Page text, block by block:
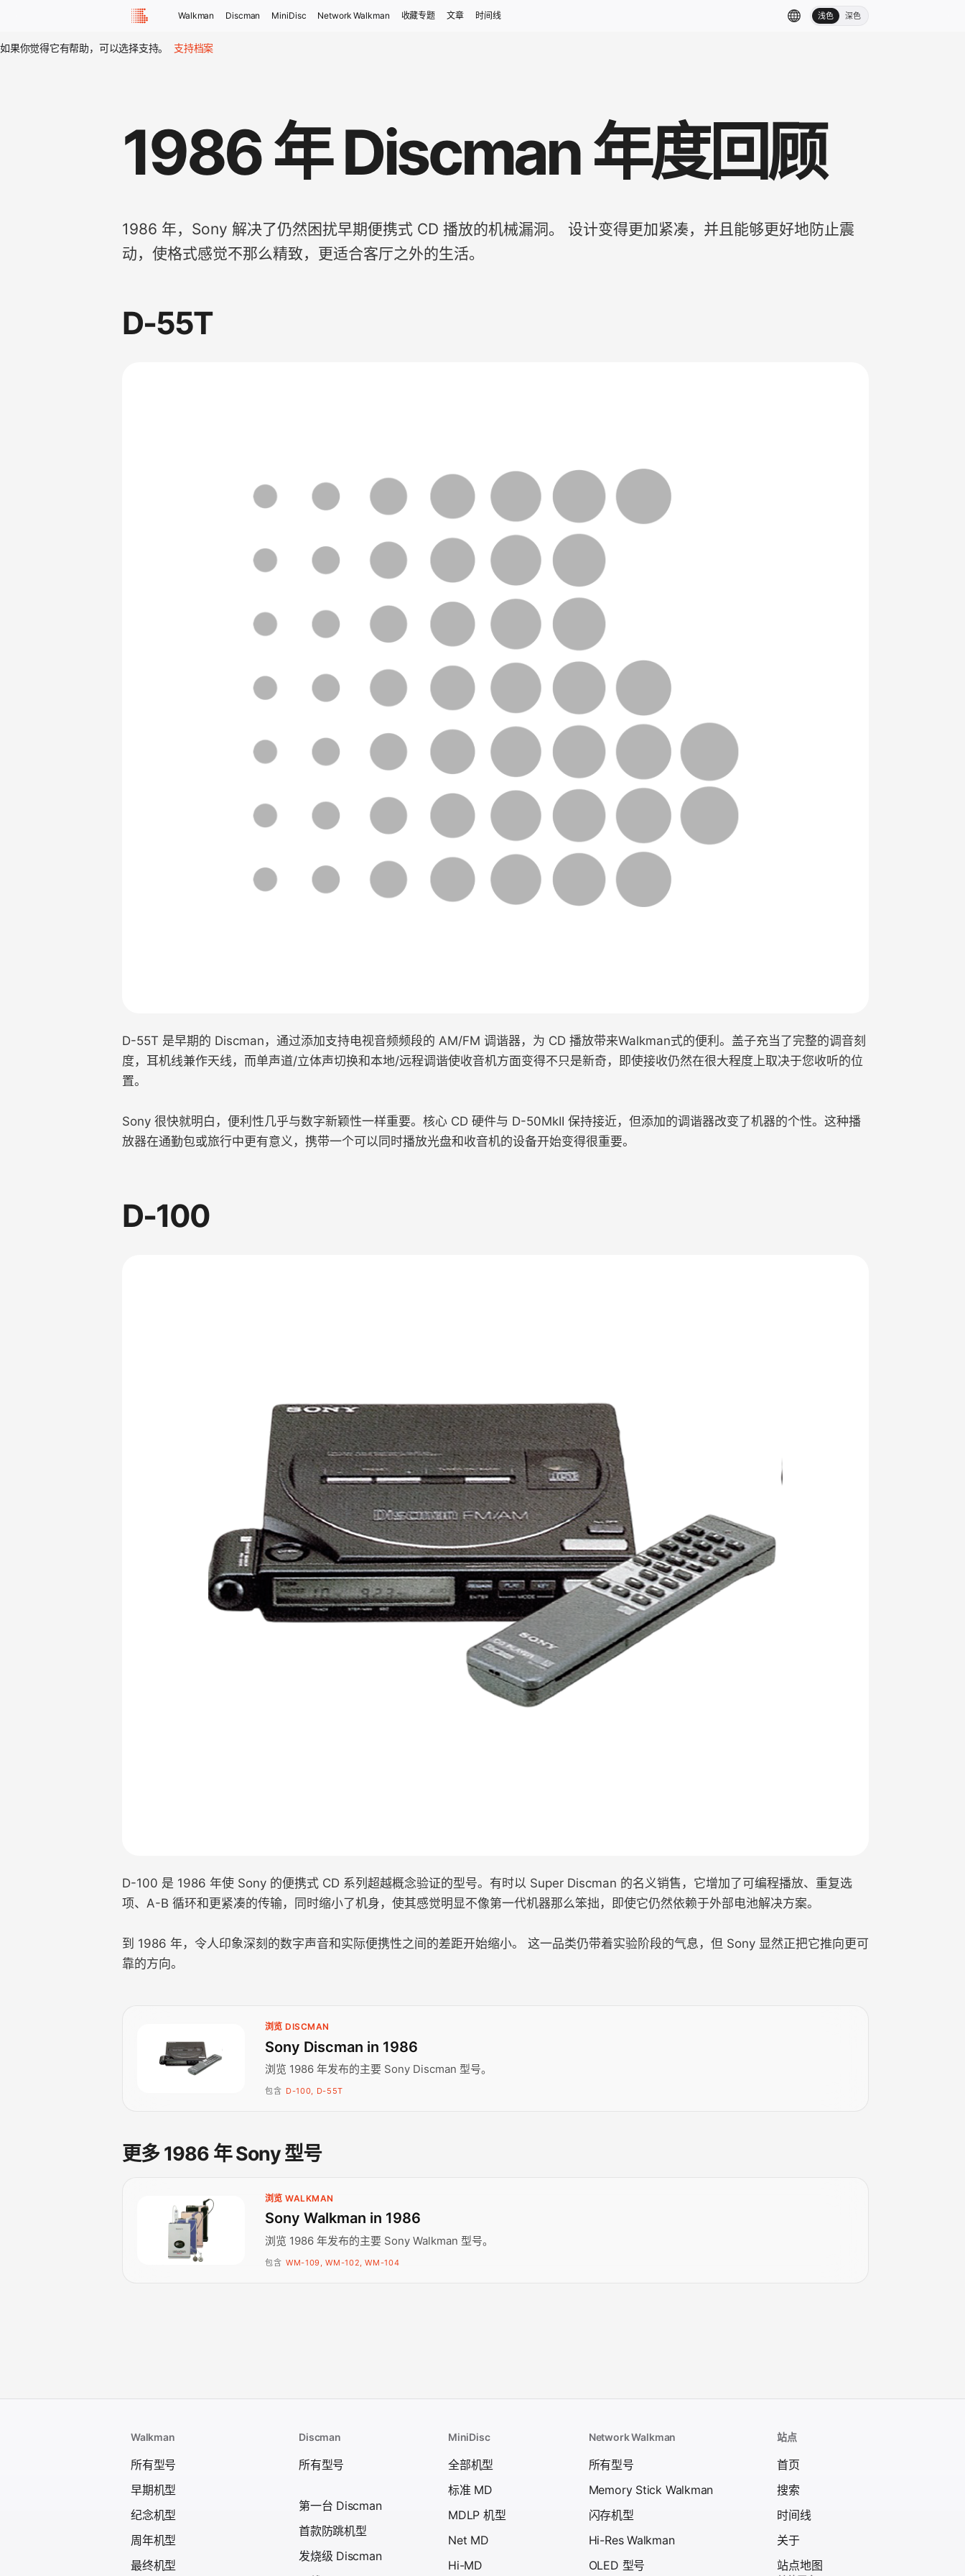
Walkman Discman MiniDisc Network Walkman 收藏专题 文章 时间线 浅色 深色
如果你觉得它有帮助，可以选择支持。 支持档案
1986 年 Discman 年度回顾
1986 年，Sony 解决了仍然困扰早期便携式 CD 播放的机械漏洞。 设计变得更加紧凑，并且能够更好地防止震
动，使格式感觉不那么精致，更适合客厅之外的生活。
D-55T
D-55T 是早期的 Discman，通过添加支持电视音频频段的 AM/FM 调谐器，为 CD 播放带来Walkman式的便利。盖子充当了完整的调音刻
度，耳机线兼作天线，而单声道/立体声切换和本地/远程调谐使收音机方面变得不只是新奇，即使接收仍然在很大程度上取决于您收听的位
置。
Sony 很快就明白，便利性几乎与数字新颖性一样重要。核心 CD 硬件与 D-50MkII 保持接近，但添加的调谐器改变了机器的个性。这种播
放器在通勤包或旅行中更有意义，携带一个可以同时播放光盘和收音机的设备开始变得很重要。
D-100
D-100 是 1986 年使 Sony 的便携式 CD 系列超越概念验证的型号。有时以 Super Discman 的名义销售，它增加了可编程播放、重复选
项、A-B 循环和更紧凑的传输，同时缩小了机身，使其感觉明显不像第一代机器那么笨拙，即使它仍然依赖于外部电池解决方案。
到 1986 年，令人印象深刻的数字声音和实际便携性之间的差距开始缩小。 这一品类仍带着实验阶段的气息，但 Sony 显然正把它推向更可
靠的方向。
浏览 DISCMAN
Sony Discman in 1986
浏览 1986 年发布的主要 Sony Discman 型号。
包含 D-100, D-55T
更多 1986 年 Sony 型号
浏览 WALKMAN
Sony Walkman in 1986
浏览 1986 年发布的主要 Sony Walkman 型号。
包含 WM-109, WM-102, WM-104
Walkman
所有型号
早期机型
纪念机型
周年机型
最终机型
Discman
所有型号
第一台 Discman
首款防跳机型
发烧级 Discman
MiniDisc
全部机型
标准 MD
MDLP 机型
Net MD
Hi-MD
Network Walkman
所有型号
Memory Stick Walkman
闪存机型
Hi-Res Walkman
OLED 型号
站点
首页
搜索
时间线
关于
站点地图